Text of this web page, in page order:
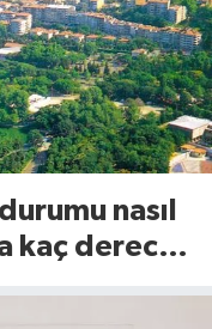
nasıl
kaç derece?